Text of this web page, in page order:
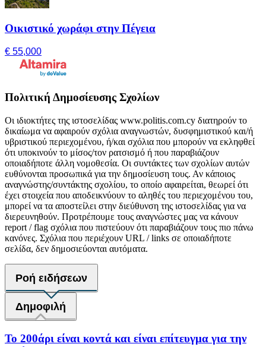
Οικιστικό χωράφι στην Πέγεια
€ 55,000
Πολιτική Δημοσίευσης Σχολίων
Οι ιδιοκτήτες της ιστοσελίδας www.politis.com.cy διατηρούν το
δικαίωμα να αφαιρούν σχόλια αναγνωστών, δυσφημιστικού και/ή
υβριστικού περιεχομένου, ή/και σχόλια που μπορούν να εκληφθεί
ότι υποκινούν το μίσος/τον ρατσισμό ή που παραβιάζουν
οποιαδήποτε άλλη νομοθεσία. Οι συντάκτες των σχολίων αυτών
ευθύνονται προσωπικά για την δημοσίευση τους. Αν κάποιος
αναγνώστης/συντάκτης σχολίου, το οποίο αφαιρείται, θεωρεί ότι
έχει στοιχεία που αποδεικνύουν το αληθές του περιεχομένου του,
μπορεί να τα αποστείλει στην διεύθυνση της ιστοσελίδας για να
διερευνηθούν. Προτρέπουμε τους αναγνώστες μας να κάνουν
report / flag σχόλια που πιστεύουν ότι παραβιάζουν τους πιο πάνω
κανόνες. Σχόλια που περιέχουν URL / links σε οποιαδήποτε
σελίδα, δεν δημοσιεύονται αυτόματα.
Ροή ειδήσεων
Δημοφιλή
Το 200άρι είναι κοντά και είναι επίτευγμα για την